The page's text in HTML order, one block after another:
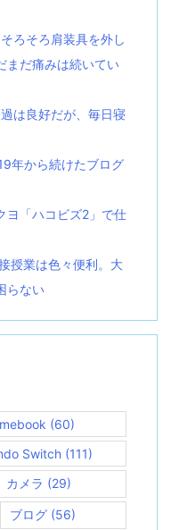
ろそろ肩装具を外し
まだ痛みは続いてい
は良好だが、毎日寝
年から続けたブログ
ヨ「ハコビズ2」で仕
授業は色々便利。大
らない
(60)
Switch(111)
カメラ (29)
ブログ (56)